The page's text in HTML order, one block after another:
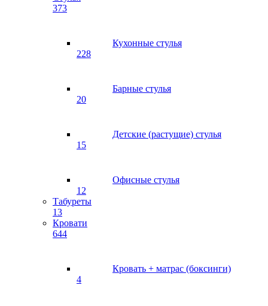
373
Кухонные стулья
228
Барные стулья
20
Детские (растущие) стулья
15
Офисные стулья
12
Табуреты
13
Кровати
644
Кровать + матрас (боксинги)
4